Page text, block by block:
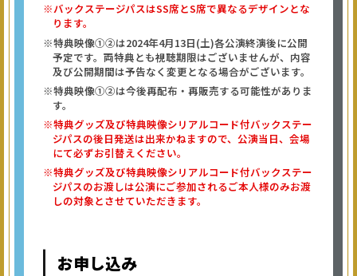
※バックステージパスはSS席とS席で異なるデザインとな
ります。
※特典映像①②は2024年4月13日(土)各公演終演後に公開
予定です。両特典とも視聴期限はございませんが、内容
及び公開期間は予告なく変更となる場合がございます。
※特典映像①②は今後再配布・再販売する可能性がありま
す。
※特典グッズ及び特典映像シリアルコード付バックステー
ジパスの後日発送は出来かねますので、公演当日、会場
にて必ずお引替えください。
※特典グッズ及び特典映像シリアルコード付バックステー
ジパスのお渡しは公演にご参加されるご本人様のみお渡
しの対象とさせていただきます。
お申し込み